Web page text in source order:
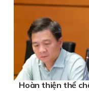
Hoàn thiện thể